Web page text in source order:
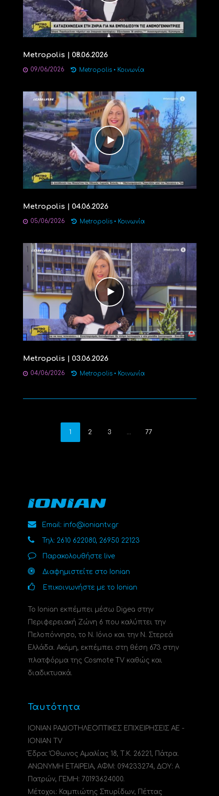
Metropolis | 08.06.2026
09/06/2026 Metropolis • Κοινωνία
Metropolis | 04.06.2026
05/06/2026 Metropolis • Κοινωνία
Metropolis | 03.06.2026
04/06/2026 Metropolis • Κοινωνία
1 2 3 77
Email: info@ioniantv.gr
Τηλ: 2610 622080, 26950 22123
Παρακολουθήστε live
Διαφημιστείτε στο Ionian
Επικοινωνήστε με το Ionian
Το Ionian εκπέμπει μέσω Digea στην
Περιφερειακή Ζώνη 6 που καλύπτει την
Πελοπόννησο, το N. Ιόνιο και την Ν. Στερεά
Ελλάδα. Ακόμη, εκπέμπει στη θέση 673 στην
πλατφόρμα της Cosmote TV καθώς και
διαδικτυακά.
Ταυτότητα
ΙΟΝΙΑΝ ΡΑΔΙΟΤΗΛΕΟΠΤΙΚΕΣ ΕΠΙΧΕΙΡΗΣΕΙΣ ΑΕ -
IONIAN TV
Έδρα: Όθωνος Αμαλίας 18, Τ.Κ. 26221, Πάτρα.
ΑΝΩΝΥΜΗ ΕΤΑΙΡΕΙΑ, ΑΦΜ: 094233274, ΔΟΥ: A
Πατρών, ΓΕΜΗ: 70193624000.
Μέτοχοι: Καμπιώτης Σπυρίδων, Πέττας